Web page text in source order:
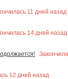
11 дней назад
14 дней назад
12 дней назад